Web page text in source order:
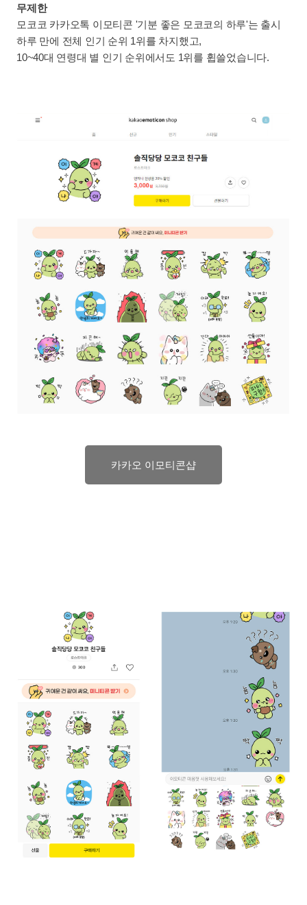
무제한
모코코 카카오톡 이모티콘 '기분 좋은 모코코의 하루'는 출시
하루 만에 전체 인기 순위 1위를 차지했고,
10~40대 연령대 별 인기 순위에서도 1위를 휩쓸었습니다.
카카오 이모티콘샵